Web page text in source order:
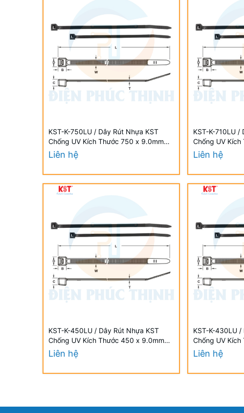
KST-K-750LU / Dây Rút Nhựa KST
Chống UV Kích Thước 750 x 9.0mm
(100 Cái/Bịch) - Weather Resistant UV
Liên hệ
KST-K-710LU /
Chống UV
(100 Cái/Bịch) -
Liên hệ
KST-K-450LU / Dây Rút Nhựa KST
Chống UV Kích Thước 450 x 9.0mm
(100 Cái/Bịch) - Weather Resistant UV
Liên hệ
KST-K-430LU /
Chống UV
(100 Cái/Bịch) -
Liên hệ